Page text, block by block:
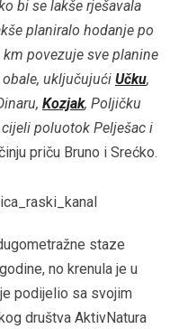
bi se lakše rješavala
planiralo hodanje po
povezuje sve planine
uključujući Učku,
Kozjak, Poljičku
poluotok Pelješac i
priču Bruno i Srećko.
staze
no krenula je u
podijelio sa svojim
društva AktivNatura